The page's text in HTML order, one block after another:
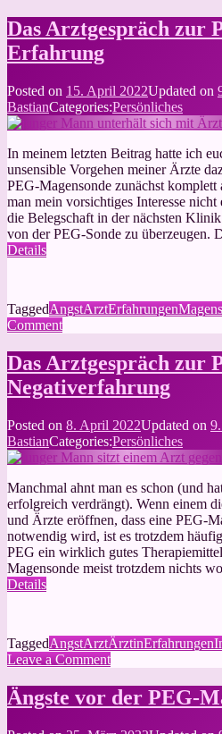
Das Arztgespräch zur
Erfahrung
Posted on 15. April 2022Updated on
BastianCategories:Persönliches
In meinem letzten Beitrag hatte ich
unsensible Vorgehen meiner Ärzte
PEG-Magensonde zunächst
man mein vorsichtiges Interesse
die Belegschaft in der nächsten
von der PEG-Sonde zu überzeugen.
Details
TaggedAngstArztErfahrungen
Commenton
Arztgespräch
zur
PEG
eine
positive
Erfahrung
Das Arztgespräch zur
Negativerfahrung
Posted on 8. April 2022Updated on
BastianCategories:Persönliches
Manchmal ahnt man es schon (und
erfolgreich verdrängt). Wenn einem
und Ärzte eröffnen, dass eine PEG-
notwendig wird, ist es trotzdem
PEG ein wirklich gutes
Magensonde meist trotzdem nichts
Details
TaggedAngstArztÄrztinErfahrungen
Leave a Commenton
Arztgespräch
zur
Ängste vor der PEG-